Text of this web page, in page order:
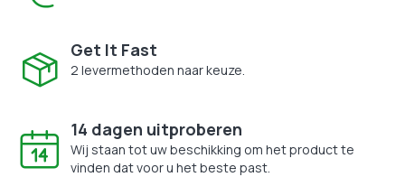
Get It Fast
2 levermethoden naar keuze.
14 dagen uitproberen
Wij staan tot uw beschikking om het product te
vinden dat voor u het beste past.